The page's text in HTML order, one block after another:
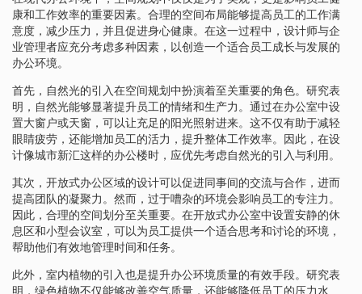
康和工作效率的重要因素。合理的空间布局能够提高员工的工作满
意度，减少压力，并且促进身心健康。在这一过程中，设计师与企
业管理者应充分考虑多种因素，以创造一个适合员工成长与发展的
办公环境。
首先，自然光的引入在空间规划中扮演着至关重要的角色。研究表
明，自然光能够显著提升员工的情绪和生产力。通过在办公室中设
置大窗户或天窗，可以让充足的阳光照射进来。这不仅有助于减轻
眼睛疲劳，还能增加员工的活力，提升整体工作效率。因此，在设
计像城市新汇这样的办公楼时，应优先考虑自然光的引入与利用。
其次，开放式办公区域的设计可以促进同事间的交流与合作，进而
提高团队的凝聚力。然而，过于嘈杂的环境会影响员工的专注力。
因此，合理的空间划分至关重要。在开放式办公室中设置安静的休
息区和小型会议室，可以为员工提供一个适合思考和讨论的环境，
帮助他们有效地管理时间和任务。
此外，室内植物的引入也是提升办公环境质量的有效手段。研究表
明，绿色植物不仅能够改善空气质量，还能够降低员工的压力水